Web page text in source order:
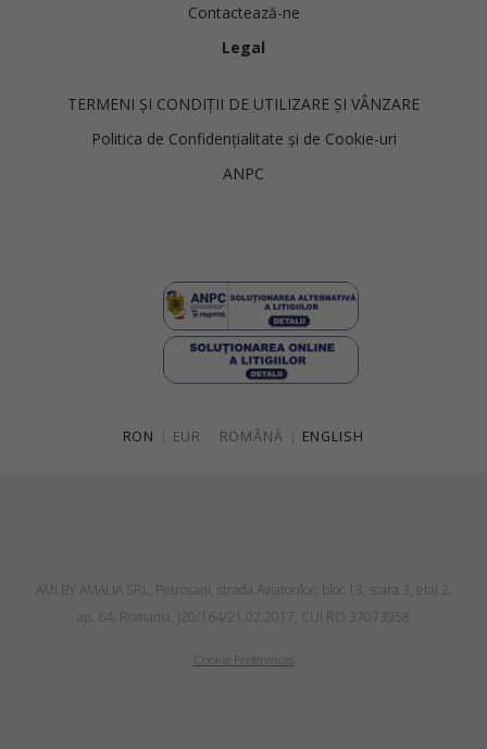
Contactează-ne
Legal
TERMENI ȘI CONDIȚII DE UTILIZARE ȘI VÂNZARE
Politica de Confidențialitate și de Cookie-uri
ANPC
RON EUR ROMÂNĂ ENGLISH
AMI BY AMALIA SRL, Petroşani, strada Aviatorilor, bloc 13, scara 3, etaj 2,
ap. 64, Romania, J20/164/21.02.2017, CUI RO 37073958
Cookie Preferences